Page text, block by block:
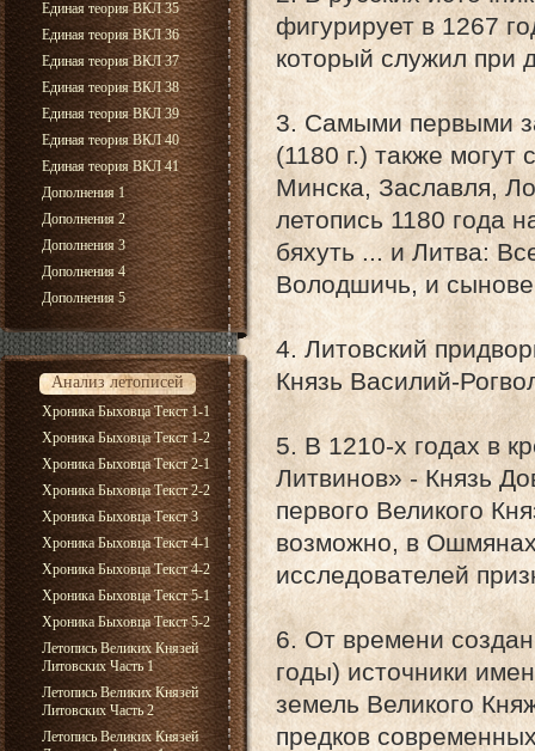
Единая теория ВКЛ 35
Единая теория ВКЛ 36
Единая теория ВКЛ 37
Единая теория ВКЛ 38
Единая теория ВКЛ 39
Единая теория ВКЛ 40
Единая теория ВКЛ 41
Дополнения 1
Дополнения 2
Дополнения 3
Дополнения 4
Дополнения 5
Анализ летописей
Хроника Быховца Текст 1-1
Хроника Быховца Текст 1-2
Хроника Быховца Текст 2-1
Хроника Быховца Текст 2-2
Хроника Быховца Текст 3
Хроника Быховца Текст 4-1
Хроника Быховца Текст 4-2
Хроника Быховца Текст 5-1
Хроника Быховца Текст 5-2
Летопись Великих Князей
Литовских Часть 1
Летопись Великих Князей
Литовских Часть 2
Летопись Великих Князей
фигурирует в 1267
который служил при
3. Самыми первыми
(1180 г.) также могут
Минска, Заславля,
летопись 1180 года
бяхуть ... и Литва:
Володшичь, и
4. Литовский
Князь Василий-
5. В 1210-х годах в
Литвинов» - Князь
первого Великого
возможно, в
исследователей
6. От времени
годы) источники
земель Великого
предков